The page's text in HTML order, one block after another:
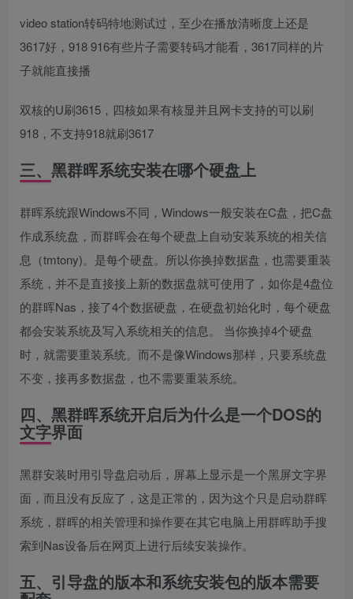
video station转码特地测试过，至少在播放清晰度上还是
3617好，918 916有些片子需要转码才能看，3617同样的片
子就能直接播
双核的U刷3615，四核如果有核显并且网卡支持的可以刷
918，不支持918就刷3617
三、黑群晖系统安装在哪个硬盘上
群晖系统跟Windows不同，Windows一般安装在C盘，把C盘
作成系统盘，而群晖会在每个硬盘上自动安装系统的相关信
息（tmtony)。是每个硬盘。所以你换掉数据盘，也需要重装
系统，并不是直接接上新的数据盘就可使用了，如你是4盘位
的群晖Nas，接了4个数据硬盘，在硬盘初始化时，每个硬盘
都会安装系统及写入系统相关的信息。 当你换掉4个硬盘
时，就需要重装系统。而不是像Windows那样，只要系统盘
不变，接再多数据盘，也不需要重装系统。
四、黑群晖系统开启后为什么是一个DOS的
文字界面
黑群安装时用引导盘启动后，屏幕上显示是一个黑屏文字界
面，而且没有反应了，这是正常的，因为这个只是启动群晖
系统，群晖的相关管理和操作要在其它电脑上用群晖助手搜
索到Nas设备后在网页上进行后续安装操作。
五、引导盘的版本和系统安装包的版本需要